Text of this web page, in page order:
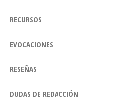
RECURSOS
EVOCACIONES
RESEÑAS
DUDAS DE REDACCIÓN